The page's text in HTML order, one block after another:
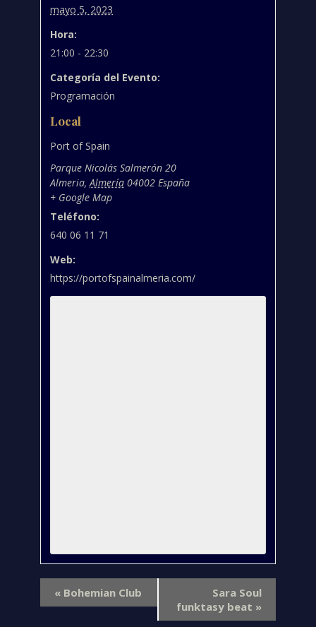
mayo 5, 2023
Hora:
21:00 - 22:30
Categoría del Evento:
Programación
Local
Port of Spain
Parque Nicolás Salmerón 20
Almeria, Almería 04002 España
+ Google Map
Teléfono:
640 06 11 71
Web:
https://portofspainalmeria.com/
«Bohemian Club
Sara Soul
funktasy beat »